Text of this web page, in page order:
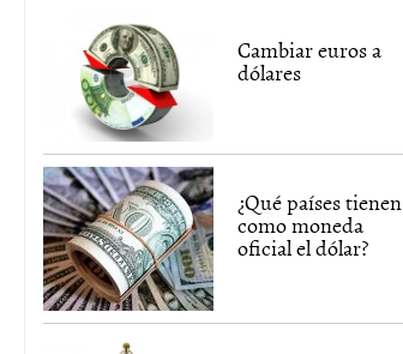
Cambiar euros a
dólares
¿Qué países tienen
como moneda
oficial el dólar?